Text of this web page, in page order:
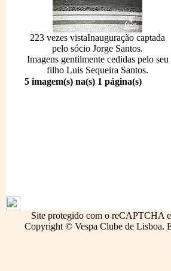
223 vezes vistaInauguração captada
pelo sócio Jorge Santos.
Imagens gentilmente cedidas pelo seu
filho Luis Sequeira Santos.
5 imagem(s) na(s) 1 página(s)
Site protegido com o reCAPTCHA
Copyright © Vespa Clube de Lisboa.